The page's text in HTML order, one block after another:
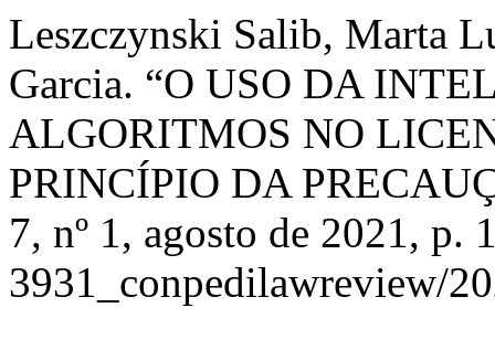
Leszczynski Salib, Marta
Garcia. “O USO DA
ALGORITMOS NO
PRINCÍPIO DA
7, nº 1, agosto de 2021,
3931_conpedilawreview/